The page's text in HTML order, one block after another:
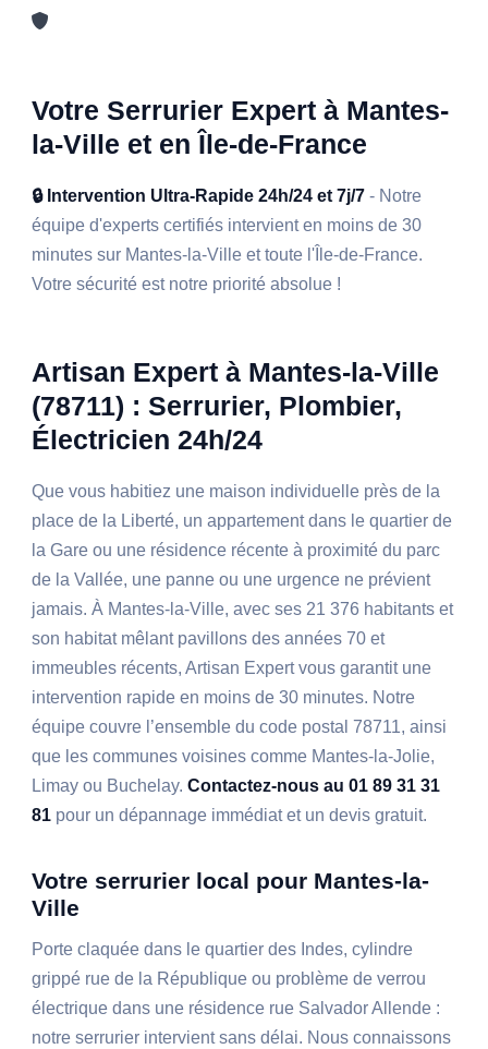
Votre Serrurier Expert à Mantes-
la-Ville et en Île-de-France
🔒 Intervention Ultra-Rapide 24h/24 et 7j/7 - Notre
équipe d'experts certifiés intervient en moins de 30
minutes sur Mantes-la-Ville et toute l'Île-de-France.
Votre sécurité est notre priorité absolue !
Artisan Expert à Mantes-la-Ville
(78711) : Serrurier, Plombier,
Électricien 24h/24
Que vous habitiez une maison individuelle près de la
place de la Liberté, un appartement dans le quartier de
la Gare ou une résidence récente à proximité du parc
de la Vallée, une panne ou une urgence ne prévient
jamais. À Mantes-la-Ville, avec ses 21 376 habitants et
son habitat mêlant pavillons des années 70 et
immeubles récents, Artisan Expert vous garantit une
intervention rapide en moins de 30 minutes. Notre
équipe couvre l’ensemble du code postal 78711, ainsi
que les communes voisines comme Mantes-la-Jolie,
Limay ou Buchelay.Contactez-nous au 01 89 31 31
81 pour un dépannage immédiat et un devis gratuit.
Votre serrurier local pour Mantes-la-
Ville
Porte claquée dans le quartier des Indes, cylindre
grippé rue de la République ou problème de verrou
électrique dans une résidence rue Salvador Allende :
notre serrurier intervient sans délai. Nous connaissons